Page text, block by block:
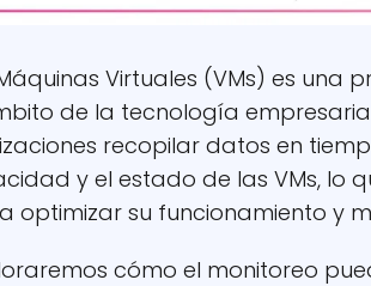
Virtuales (VMs) es una
de la tecnología
recopilar datos en
y el estado de las VMs, lo
su funcionamiento y
cómo el monitoreo